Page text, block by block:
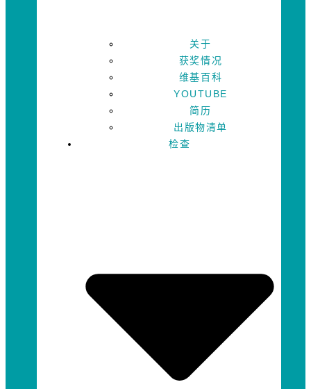
关于
获奖情况
维基百科
YOUTUBE
简历
出版物清单
检查